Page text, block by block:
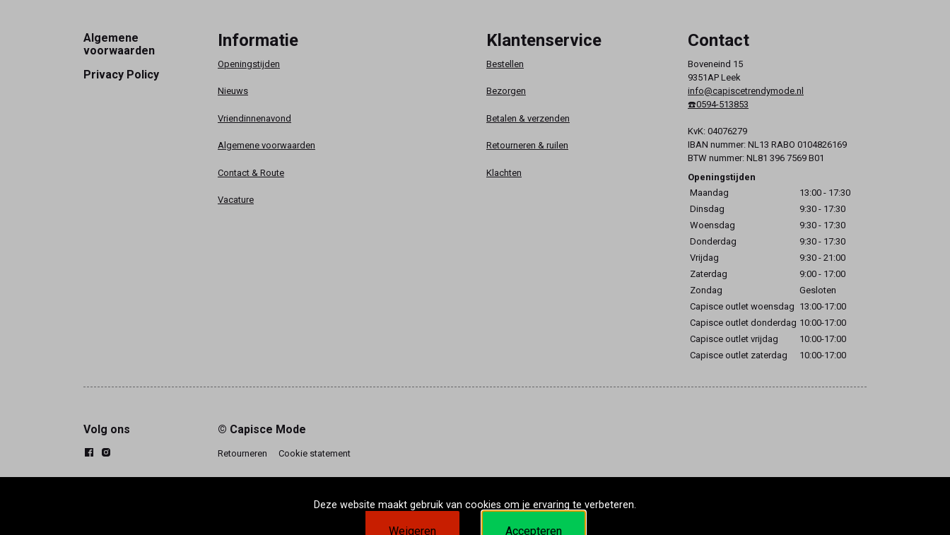
Footer
Algemene
voorwaarden
Privacy Policy
Informatie
Openingstijden
Nieuws
Vriendinnenavond
Algemene voorwaarden
Contact & Route
Vacature
Klantenservice
Bestellen
Bezorgen
Betalen & verzenden
Retourneren & ruilen
Klachten
Contact
Boveneind 15
9351AP Leek
info@capiscetrendymode.nl
☎️0594-513853
KvK: 04076279
IBAN nummer: NL13 RABO 0104826169
BTW nummer: NL81 396 7569 B01
Openingstijden
Maandag
13:00 - 17:30
Dinsdag
9:30 - 17:30
Woensdag
9:30 - 17:30
Donderdag
9:30 - 17:30
Vrijdag
9:30 - 21:00
Zaterdag
9:00 - 17:00
Zondag
Gesloten
Capisce outlet woensdag 13:00-17:00
Capisce outlet donderdag 10:00-17:00
Capisce outlet vrijdag
10:00-17:00
Capisce outlet zaterdag
10:00-17:00
Volg ons © Capisce Mode
Retourneren Cookie statement
Deze website maakt gebruik van cookies om je ervaring te verbeteren.
Weigeren Accepteren